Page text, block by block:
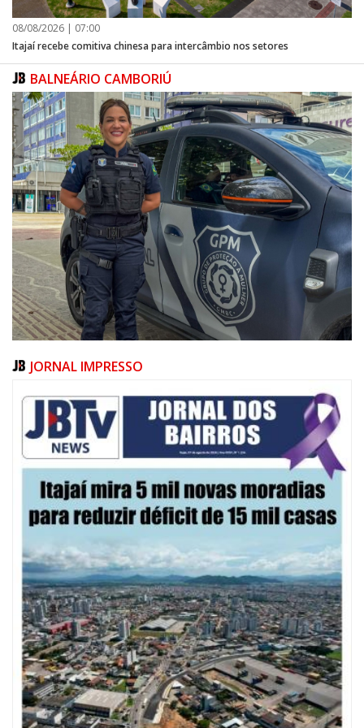
08/08/2026 | 07:00
Itajaí recebe comitiva chinesa para intercâmbio nos setores
BALNEÁRIO CAMBORIÚ
08/08/2026 | 07:00
20 anos da Lei Maria da Penha: mais de 400 mulheres vítimas de violência
doméstica são acompanhadas pela Guarda Municipal
BALNEÁRIO CAMBORIÚ
JORNAL IMPRESSO